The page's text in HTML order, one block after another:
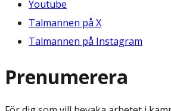
Youtube
Talmannen på X
Talmannen på Instagram
Prenumerera